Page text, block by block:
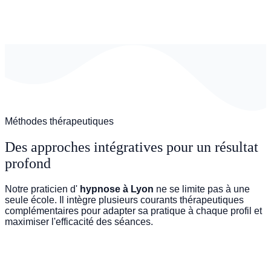
Méthodes thérapeutiques
Des approches intégratives pour un résultat
profond
Notre praticien d' hypnose à Lyon ne se limite pas à une
seule école. Il intègre plusieurs courants thérapeutiques
complémentaires pour adapter sa pratique à chaque profil et
maximiser l'efficacité des séances.